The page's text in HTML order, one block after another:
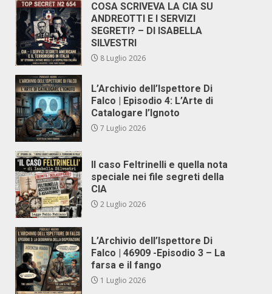
COSA SCRIVEVA LA CIA SU
ANDREOTTI E I SERVIZI
SEGRETI? – DI ISABELLA
SILVESTRI
8 Luglio 2026
L’Archivio dell’Ispettore Di
Falco | Episodio 4: L’Arte di
Catalogare l’Ignoto
7 Luglio 2026
Il caso Feltrinelli e quella nota
speciale nei file segreti della
CIA
2 Luglio 2026
L’Archivio dell’Ispettore Di
Falco | 46909 -Episodio 3 – La
farsa e il fango
1 Luglio 2026